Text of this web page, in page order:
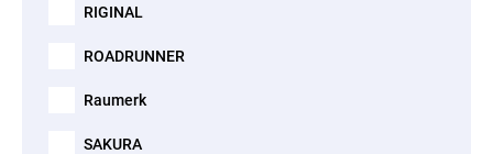
RIGINAL
ROADRUNNER
Raumerk
SAKURA